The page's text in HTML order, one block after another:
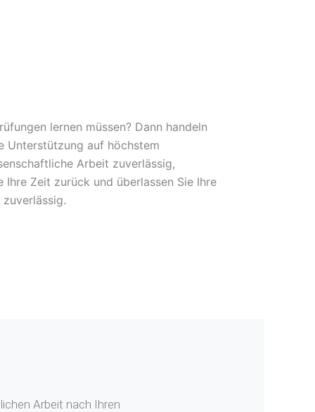
lernen müssen? Dann handeln
Unterstützung auf höchstem
Arbeit zuverlässig,
Zeit zurück und überlassen Sie Ihre
Arbeit nach Ihren